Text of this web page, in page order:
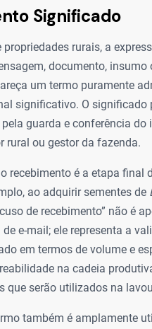
Significado
rurais, a
documento,
um termo puramente
significativo. O significado
guarda e conferência
rural ou gestor da fazenda.
recebimento é a etapa final
ao adquirir sementes de
de recebimento” não é
e-mail; ele representa a
em termos de volume e
na cadeia
que serão utilizados na
também é amplamente